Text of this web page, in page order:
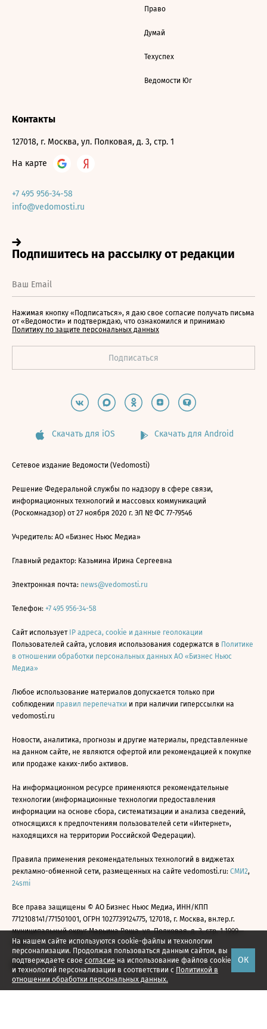
На нашем сайте используются cookie-файлы и технологии
персонализации. Продолжая пользоваться данным сайтом, вы
подтверждаете свое согласие на использование файлов cookie
и технологий персонализации в соответствии с Политикой в
отношении обработки персональных данных.
ОК
Право
Думай
Техуспех
Ведомости Юг
Контакты
127018, г. Москва, ул. Полковая, д. 3, стр. 1
На карте
+7 495 956-34-58
info@vedomosti.ru
Нажимая кнопку «Подписаться», я даю свое согласие получать письма
от «Ведомости» и подтверждаю, что ознакомился и принимаю
Политику по защите персональных данных
Скачать для iOS Скачать для Android
Сетевое издание Ведомости (Vedomosti)
Решение Федеральной службы по надзору в сфере связи,
информационных технологий и массовых коммуникаций
(Роскомнадзор) от 27 ноября 2020 г. ЭЛ № ФС 77-79546
Учредитель: АО «Бизнес Ньюс Медиа»
Главный редактор: Казьмина Ирина Сергеевна
Электронная почта: news@vedomosti.ru
Телефон: +7 495 956-34-58
Сайт использует IP адреса, cookie и данные геолокации
Пользователей сайта, условия использования содержатся в Политике
в отношении обработки персональных данных АО «Бизнес Ньюс
Медиа»
Любое использование материалов допускается только при
соблюдении правил перепечатки и при наличии гиперссылки на
vedomosti.ru
Новости, аналитика, прогнозы и другие материалы, представленные
на данном сайте, не являются офертой или рекомендацией к покупке
или продаже каких-либо активов.
На информационном ресурсе применяются рекомендательные
технологии (информационные технологии предоставления
информации на основе сбора, систематизации и анализа сведений,
относящихся к предпочтениям пользователей сети «Интернет»,
находящихся на территории Российской Федерации).
Правила применения рекомендательных технологий в виджетах
рекламно-обменной сети, размещенных на сайте vedomosti.ru: СМИ2,
24smi
Все права защищены © АО Бизнес Ньюс Медиа, ИНН/КПП
7712108141/771501001, ОГРН 1027739124775, 127018, г. Москва, вн.тер.г.
муниципальный округ Марьина Роща, ул. Полковая, д. 3, стр. 1 1999—
2026